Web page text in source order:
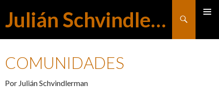
Julián Schvindlerman
Buscar
COMUNIDADES
Por Julián Schvindlerman